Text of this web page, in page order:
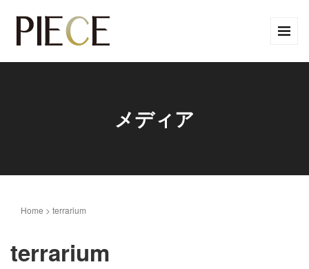
メディア
Home > terrarium
terrarium